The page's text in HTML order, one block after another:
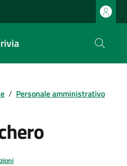
/ Personale amministrativo